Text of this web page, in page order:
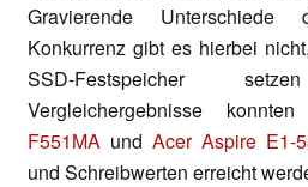
Gravierende Unterschiede
Konkurrenz gibt es hierbei
SSD-Festspeicher
Vergleichergebnisse
F551MA und Acer Aspire E1-
und Schreibwerten erreicht